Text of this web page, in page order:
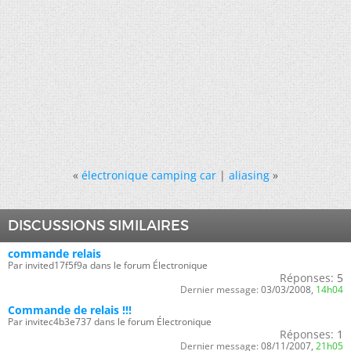
« électronique camping car|aliasing »
DISCUSSIONS SIMILAIRES
commande relais
Par invited17f5f9a dans le forum Électronique
Réponses: 5
Dernier message: 03/03/2008, 14h04
Commande de relais !!!
Par invitec4b3e737 dans le forum Électronique
Réponses: 1
Dernier message: 08/11/2007, 21h05